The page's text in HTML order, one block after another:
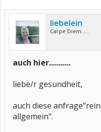
liebelein
Carpe Diem.....
auch hier...........
liebe/r gesundheit,
auch diese
allgemein".